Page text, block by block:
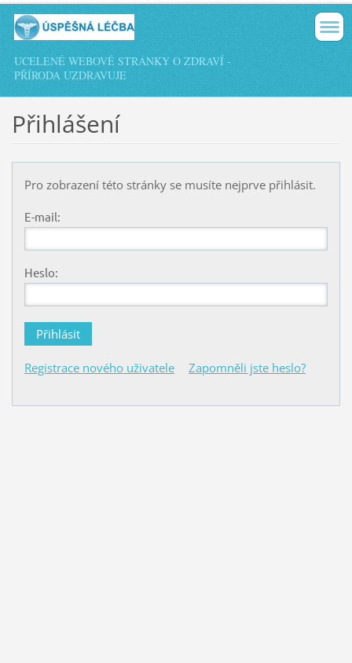
UCELENÉ WEBOVÉ STRÁNKY O ZDRAVÍ -
PŘÍRODA UZDRAVUJE
Přihlášení
Pro zobrazení této stránky se musíte nejprve přihlásit.
E-mail:
Heslo:
Registrace nového uživatele Zapomněli jste heslo?